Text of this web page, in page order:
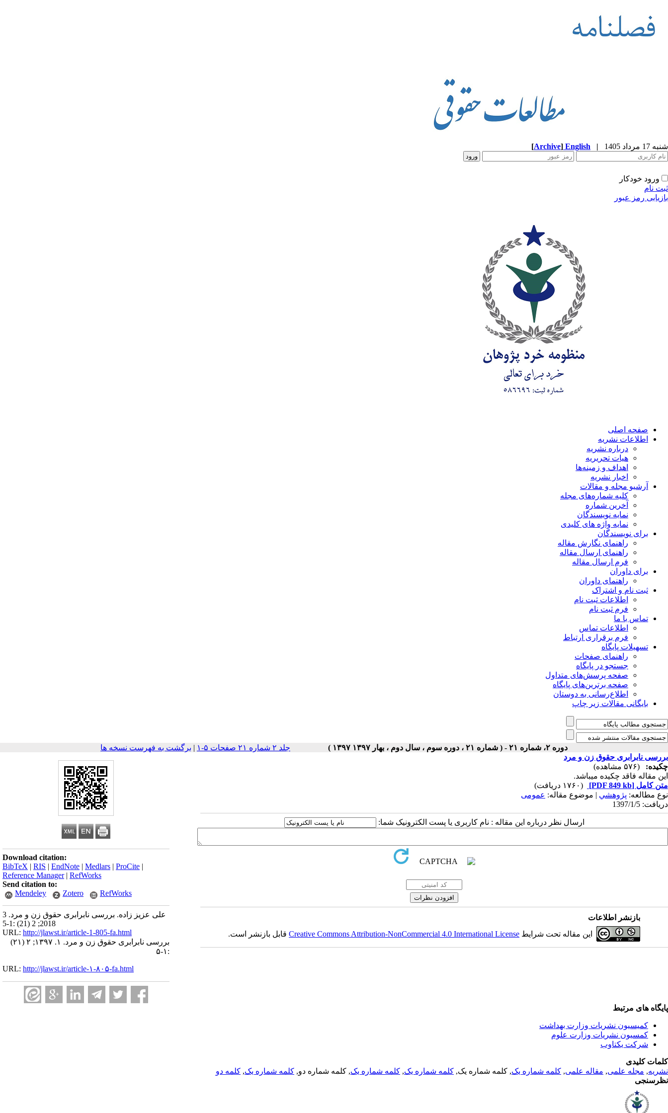
شنبه 17 مرداد 1405 |
English
[Archive]
ورود خودکار
ثبت نام
بازیابی رمز عبور
صفحه اصلی
اطلاعات نشریه
درباره نشریه
هیات تحریریه
اهداف و زمینه‌ها
اخبار نشریه
آرشیو مجله و مقالات
کلیه شماره‌های مجله
آخرین شماره
نمایه نویسندگان
نمایه واژه های کلیدی
برای نویسندگان
راهنمای نگارش مقاله
راهنمای ارسال مقاله
فرم ارسال مقاله
برای داوران
راهنمای داوران
ثبت نام و اشتراک
اطلاعات ثبت نام
فرم ثبت نام
تماس با ما
اطلاعات تماس
فرم برقراری ارتباط
تسهیلات پایگاه
راهنمای صفحات
جستجو در پایگاه
صفحه پرسش‌های متداول
صفحه برترین‌های پایگاه
اطلاع‌رسانی به دوستان
بایگانی مقالات زیر چاپ
دوره ۲، شماره ۲۱ - ( شماره ۲۱ ، دوره سوم ، سال دوم ، بهار ۱۳۹۷ ۱۳۹۷ ) جلد ۲ شماره ۲۱ صفحات ۵-۱ | برگشت به فهرست نسخه ها
Download citation:
BibTeX | RIS | EndNote | Medlars | ProCite |
Reference Manager| RefWorks
Send citation to:
Mendeley
Zotero RefWorks
علی عزیز زاده. بررسی نابرابری حقوق زن و مرد. 3
2018; 2 (21) :1-5
URL: http://jlawst.ir/article-1-805-fa.html
بررسی نابرابری حقوق زن و مرد. ۱. ۱۳۹۷; ۲ (۲۱)
:۱-۵
URL: http://jlawst.ir/article-۱-۸۰۵-fa.html
بررسی نابرابری حقوق زن و مرد
چکیده:
(۵۷۶ مشاهده)
این مقاله فاقد چکیده می​باشد.
متن کامل [PDF 849 kb]
(۱۷۶۰ دریافت)
نوع مطالعه: پژوهشي | موضوع مقاله: عمومى
دریافت: 1397/1/5
ارسال نظر درباره این مقاله : نام کاربری یا پست الکترونیک شما:
بازنشر اطلاعات
این مقاله تحت شرایط Creative Commons Attribution-NonCommercial 4.0 International Licenseقابل بازنشر است.
پایگاه های مرتبط
کمیسیون نشریات وزارت بهداشت
کمسیون نشریات وزارت علوم
شرکت یکتاوب
کلمات کلیدی
نشریه, مجله علمی, مقاله علمی, کلمه شماره یک, کلمه شماره یک, کلمه شماره یک, کلمه شماره یک, کلمه شماره دو, کلمه شماره یک, کلمه دو
نظرسنجی